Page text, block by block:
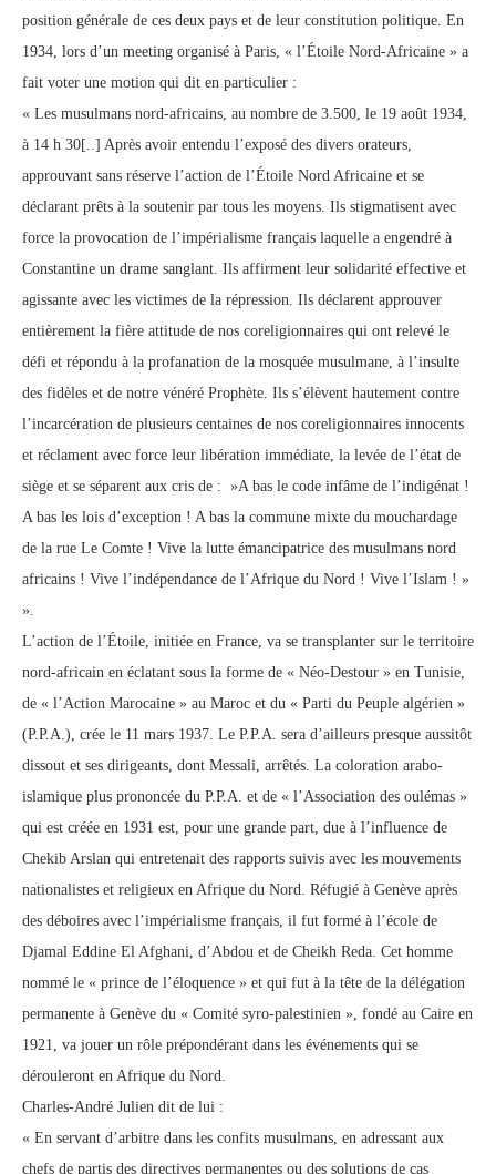
position générale de ces deux pays et de leur constitution politique. En
1934, lors d’un meeting organisé à Paris, « l’Étoile Nord-Africaine » a
fait voter une motion qui dit en particulier :
« Les musulmans nord-africains, au nombre de 3.500, le 19 août 1934,
à 14 h 30[..] Après avoir entendu l’exposé des divers orateurs,
approuvant sans réserve l’action de l’Étoile Nord Africaine et se
déclarant prêts à la soutenir par tous les moyens. Ils stigmatisent avec
force la provocation de l’impérialisme français laquelle a engendré à
Constantine un drame sanglant. Ils affirment leur solidarité effective et
agissante avec les victimes de la répression. Ils déclarent approuver
entièrement la fière attitude de nos coreligionnaires qui ont relevé le
défi et répondu à la profanation de la mosquée musulmane, à l’insulte
des fidèles et de notre vénéré Prophète. Ils s’élèvent hautement contre
l’incarcération de plusieurs centaines de nos coreligionnaires innocents
et réclament avec force leur libération immédiate, la levée de l’état de
siège et se séparent aux cris de : »A bas le code infâme de l’indigénat !
A bas les lois d’exception ! A bas la commune mixte du mouchardage
de la rue Le Comte ! Vive la lutte émancipatrice des musulmans nord
africains ! Vive l’indépendance de l’Afrique du Nord ! Vive l’Islam ! »
».
L’action de l’Étoile, initiée en France, va se transplanter sur le territoire
nord-africain en éclatant sous la forme de « Néo-Destour » en Tunisie,
de « l’Action Marocaine » au Maroc et du « Parti du Peuple algérien »
(P.P.A.), crée le 11 mars 1937. Le P.P.A. sera d’ailleurs presque aussitôt
dissout et ses dirigeants, dont Messali, arrêtés. La coloration arabo-
islamique plus prononcée du P.P.A. et de « l’Association des oulémas »
qui est créée en 1931 est, pour une grande part, due à l’influence de
Chekib Arslan qui entretenait des rapports suivis avec les mouvements
nationalistes et religieux en Afrique du Nord. Réfugié à Genève après
des déboires avec l’impérialisme français, il fut formé à l’école de
Djamal Eddine El Afghani, d’Abdou et de Cheikh Reda. Cet homme
nommé le « prince de l’éloquence » et qui fut à la tête de la délégation
permanente à Genève du « Comité syro-palestinien », fondé au Caire en
1921, va jouer un rôle prépondérant dans les événements qui se
dérouleront en Afrique du Nord.
Charles-André Julien dit de lui :
« En servant d’arbitre dans les confits musulmans, en adressant aux
chefs de partis des directives permanentes ou des solutions de cas